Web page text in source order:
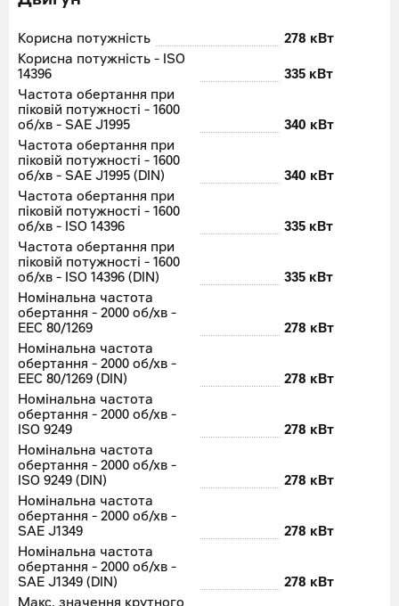
Корисна потужність
278 кВт
Корисна потужність - ISO
14396
335 кВт
Частота обертання при
піковій потужності - 1600
об/хв - SAE J1995
340 кВт
Частота обертання при
піковій потужності - 1600
об/хв - SAE J1995 (DIN)
340 кВт
Частота обертання при
піковій потужності - 1600
об/хв - ISO 14396
335 кВт
Частота обертання при
піковій потужності - 1600
об/хв - ISO 14396 (DIN)
335 кВт
Номінальна частота
обертання - 2000 об/хв -
ЕЕС 80/1269
278 кВт
Номінальна частота
обертання - 2000 об/хв -
ЕЕС 80/1269 (DIN)
278 кВт
Номінальна частота
обертання - 2000 об/хв -
ISO 9249
278 кВт
Номінальна частота
обертання - 2000 об/хв -
ISO 9249 (DIN)
278 кВт
Номінальна частота
обертання - 2000 об/хв -
SAE J1349
278 кВт
Номінальна частота
обертання - 2000 об/хв -
SAE J1349 (DIN)
278 кВт